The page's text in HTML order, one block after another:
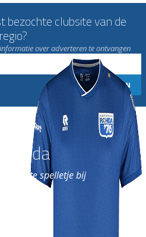
bezochte clubsite van de
regio?
over adverteren te ontvangen
Rohda
leukste spelletje bij